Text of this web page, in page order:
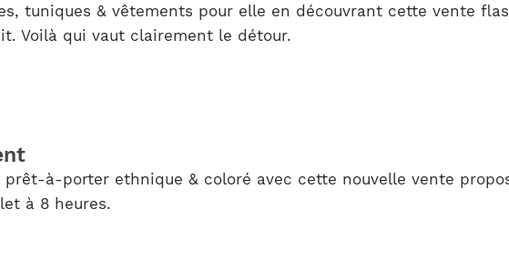
tuniques & vêtements pour elle en découvrant cette vente
Voilà qui vaut clairement le détour.
prêt-à-porter ethnique & coloré avec cette nouvelle vente
à 8 heures.